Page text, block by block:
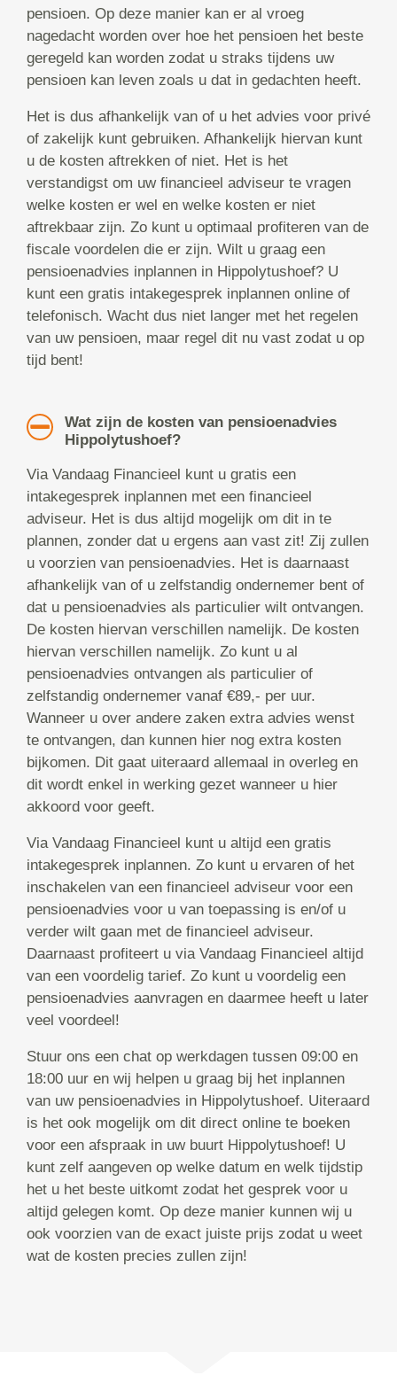
pensioen. Op deze manier kan er al vroeg
nagedacht worden over hoe het pensioen het beste
geregeld kan worden zodat u straks tijdens uw
pensioen kan leven zoals u dat in gedachten heeft.
Het is dus afhankelijk van of u het advies voor privé
of zakelijk kunt gebruiken. Afhankelijk hiervan kunt
u de kosten aftrekken of niet. Het is het
verstandigst om uw financieel adviseur te vragen
welke kosten er wel en welke kosten er niet
aftrekbaar zijn. Zo kunt u optimaal profiteren van de
fiscale voordelen die er zijn. Wilt u graag een
pensioenadvies inplannen in Hippolytushoef? U
kunt een gratis intakegesprek inplannen online of
telefonisch. Wacht dus niet langer met het regelen
van uw pensioen, maar regel dit nu vast zodat u op
tijd bent!
Wat zijn de kosten van pensioenadvies
Hippolytushoef?
Via Vandaag Financieel kunt u gratis een
intakegesprek inplannen met een financieel
adviseur. Het is dus altijd mogelijk om dit in te
plannen, zonder dat u ergens aan vast zit! Zij zullen
u voorzien van pensioenadvies. Het is daarnaast
afhankelijk van of u zelfstandig ondernemer bent of
dat u pensioenadvies als particulier wilt ontvangen.
De kosten hiervan verschillen namelijk. De kosten
hiervan verschillen namelijk. Zo kunt u al
pensioenadvies ontvangen als particulier of
zelfstandig ondernemer vanaf €89,- per uur.
Wanneer u over andere zaken extra advies wenst
te ontvangen, dan kunnen hier nog extra kosten
bijkomen. Dit gaat uiteraard allemaal in overleg en
dit wordt enkel in werking gezet wanneer u hier
akkoord voor geeft.
Via Vandaag Financieel kunt u altijd een gratis
intakegesprek inplannen. Zo kunt u ervaren of het
inschakelen van een financieel adviseur voor een
pensioenadvies voor u van toepassing is en/of u
verder wilt gaan met de financieel adviseur.
Daarnaast profiteert u via Vandaag Financieel altijd
van een voordelig tarief. Zo kunt u voordelig een
pensioenadvies aanvragen en daarmee heeft u later
veel voordeel!
Stuur ons een chat op werkdagen tussen 09:00 en
18:00 uur en wij helpen u graag bij het inplannen
van uw pensioenadvies in Hippolytushoef. Uiteraard
is het ook mogelijk om dit direct online te boeken
voor een afspraak in uw buurt Hippolytushoef! U
kunt zelf aangeven op welke datum en welk tijdstip
het u het beste uitkomt zodat het gesprek voor u
altijd gelegen komt. Op deze manier kunnen wij u
ook voorzien van de exact juiste prijs zodat u weet
wat de kosten precies zullen zijn!